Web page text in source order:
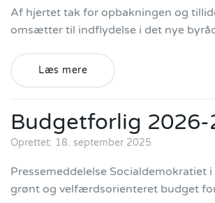
Af hjertet tak for opbakningen og
omsætter til indflydelse i det nye
Læs mere
Budgetforlig 2026-
Oprettet: 18. september 2025
Pressemeddelelse Socialdemokratiet i
grønt og velfærdsorienteret budget